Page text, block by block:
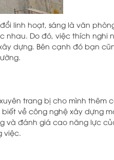
linh hoạt, sáng là văn
Do đó, việc thích nghi
dựng. Bên cạnh đó bạn
trang bị cho mình thêm
về công nghệ xây dựng
và đánh giá cao năng lực
việc.